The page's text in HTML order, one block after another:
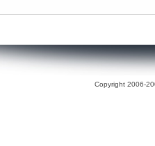
Copyright 2006-